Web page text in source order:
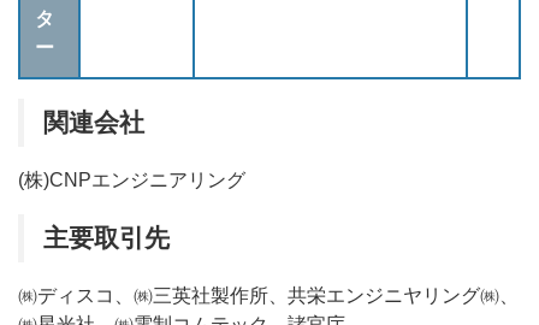
タ
ー
関連会社
(株)CNPエンジニアリング
主要取引先
㈱ディスコ、㈱三英社製作所、共栄エンジニヤリング㈱、